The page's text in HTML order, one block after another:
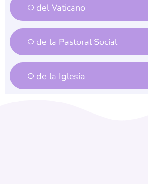
del Vaticano
de la Pastoral Social
de la Iglesia